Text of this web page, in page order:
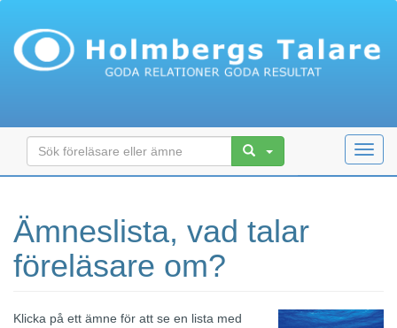
Ämneslista, vad talar
föreläsare om?
Klicka på ett ämne för att se en lista med